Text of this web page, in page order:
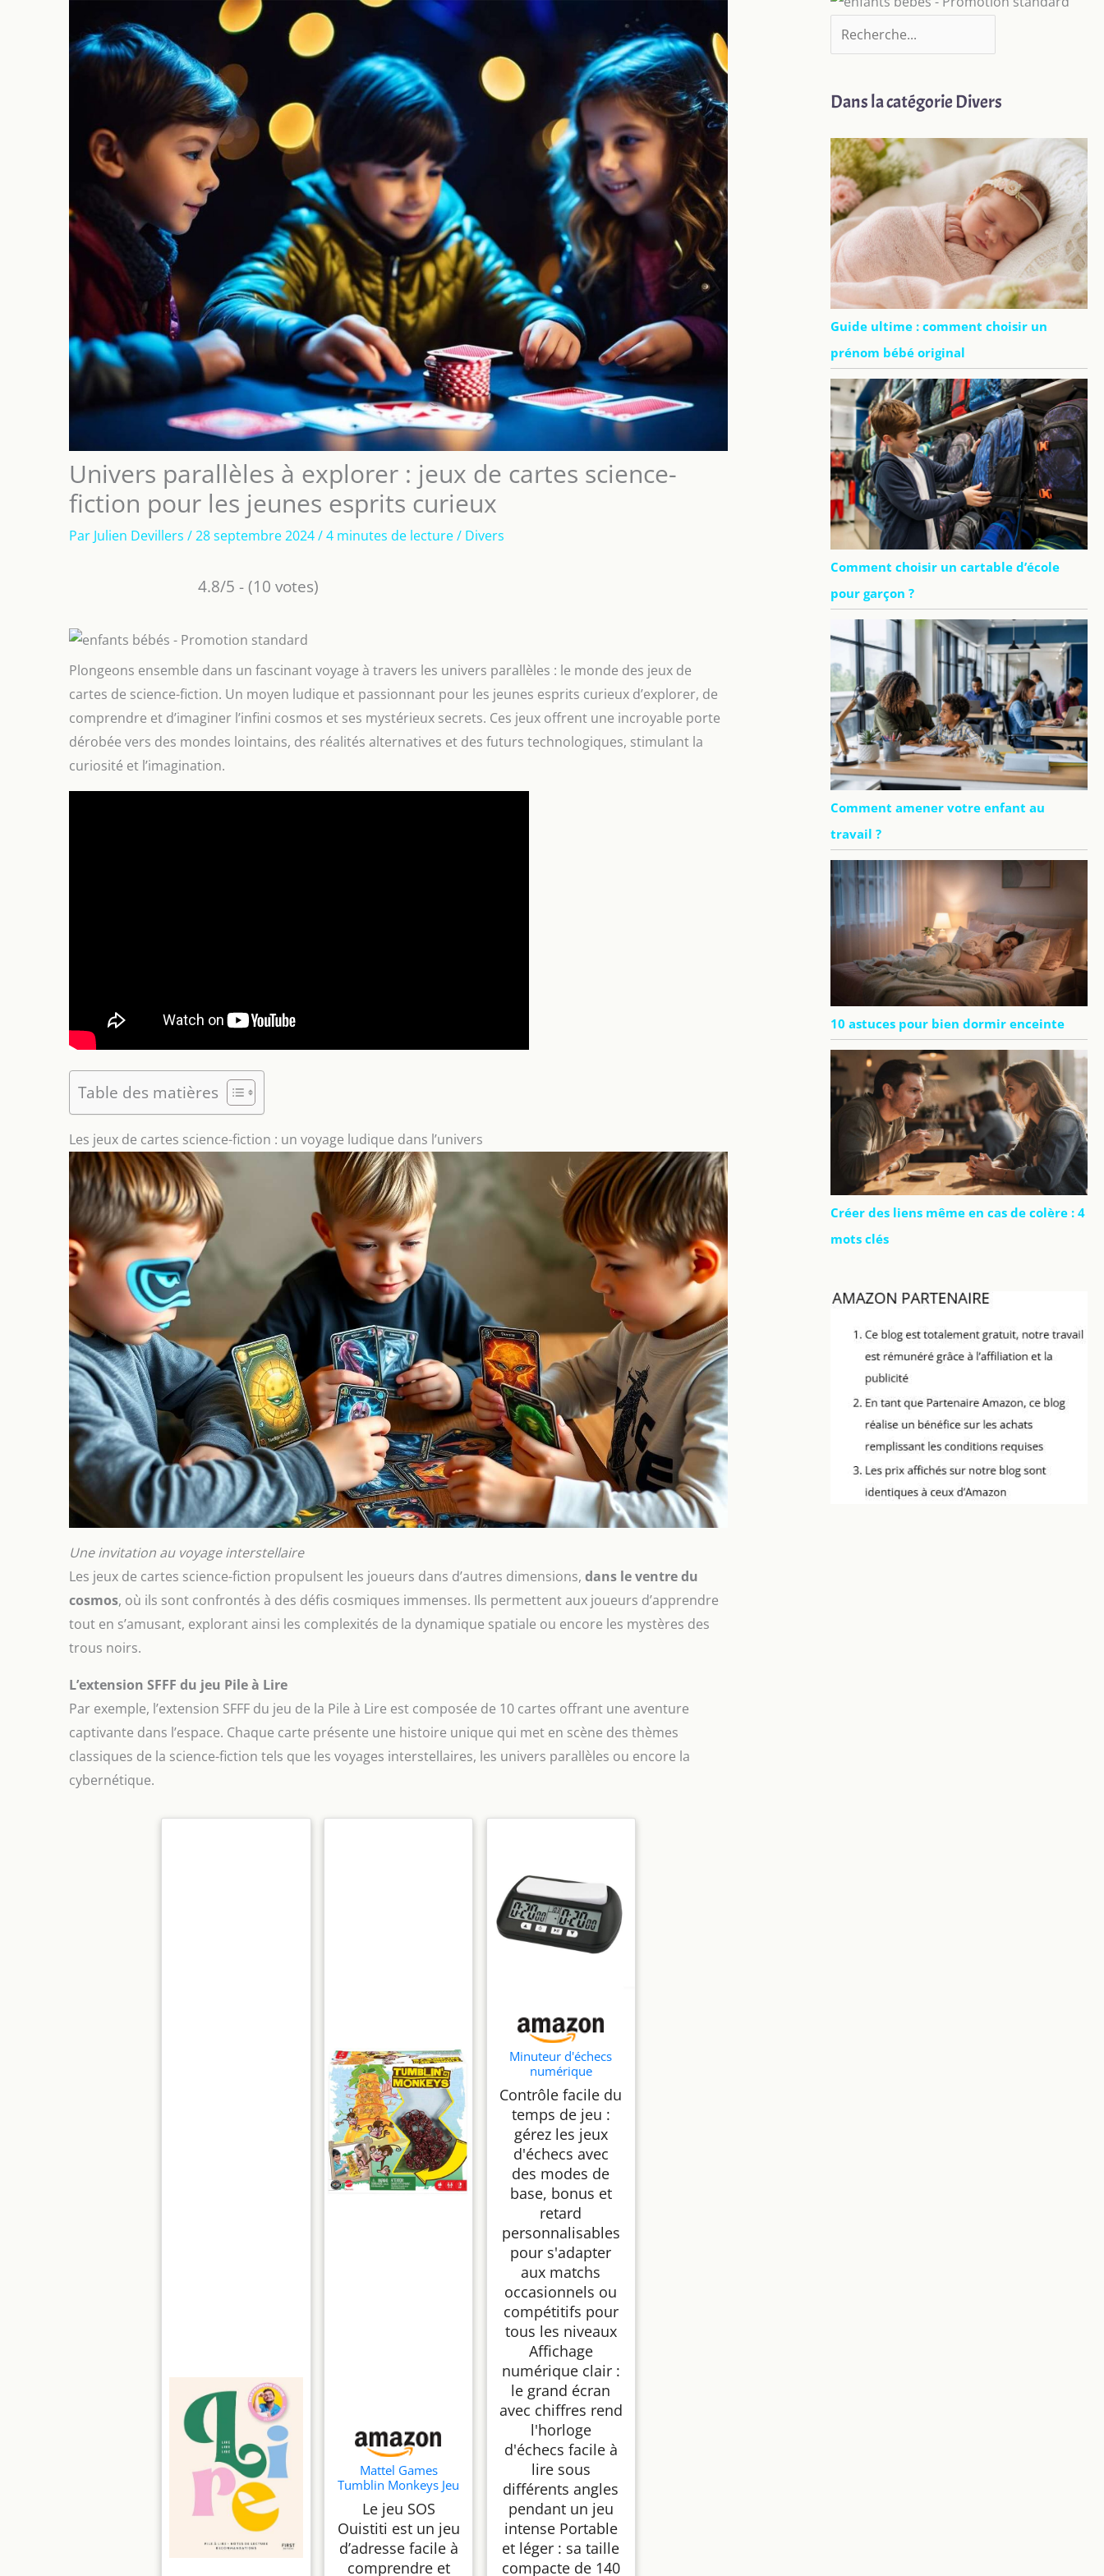
Univers parallèles à explorer : jeux de cartes science-
fiction pour les jeunes esprits curieux
Par Julien Devillers /28 septembre 2024/4 minutes de lecture/ Divers
4.8/5 - (10 votes)
Plongeons ensemble dans un fascinant voyage à travers les univers parallèles : le monde des jeux de
cartes de science-fiction. Un moyen ludique et passionnant pour les jeunes esprits curieux d’explorer, de
comprendre et d’imaginer l’infini cosmos et ses mystérieux secrets. Ces jeux offrent une incroyable porte
dérobée vers des mondes lointains, des réalités alternatives et des futurs technologiques, stimulant la
curiosité et l’imagination.
Table des matières
Les jeux de cartes science-fiction : un voyage ludique dans l’univers
Une invitation au voyage interstellaire
Les jeux de cartes science-fiction propulsent les joueurs dans d’autres dimensions, dans le ventre du
cosmos, où ils sont confrontés à des défis cosmiques immenses. Ils permettent aux joueurs d’apprendre
tout en s’amusant, explorant ainsi les complexités de la dynamique spatiale ou encore les mystères des
trous noirs.
L’extension SFFF du jeu Pile à Lire
Par exemple, l’extension SFFF du jeu de la Pile à Lire est composée de 10 cartes offrant une aventure
captivante dans l’espace. Chaque carte présente une histoire unique qui met en scène des thèmes
classiques de la science-fiction tels que les voyages interstellaires, les univers parallèles ou encore la
cybernétique.
Mattel Games
Tumblin Monkeys Jeu
pour Enfants, 5+, 2-4
Joueurs
Le jeu SOS
Ouistiti est un jeu
d’adresse facile à
comprendre et
Minuteur d'échecs
numérique
professionnel 3 en 1,
multifonction
professionnel,
minuteur de jeu
portable, minuterie
de jeu de société, 2
piles AA incluses (A)
Contrôle facile du
temps de jeu :
gérez les jeux
d'échecs avec
des modes de
base, bonus et
retard
personnalisables
pour s'adapter
aux matchs
occasionnels ou
compétitifs pour
tous les niveaux
Affichage
numérique clair :
le grand écran
avec chiffres rend
l'horloge
d'échecs facile à
lire sous
différents angles
pendant un jeu
intense Portable
et léger : sa taille
compacte de 140
Dans la catégorie Divers
Guide ultime : comment choisir un
prénom bébé original
Comment choisir un cartable d’école
pour garçon ?
Comment amener votre enfant au
travail ?
10 astuces pour bien dormir enceinte
Créer des liens même en cas de colère : 4
mots clés